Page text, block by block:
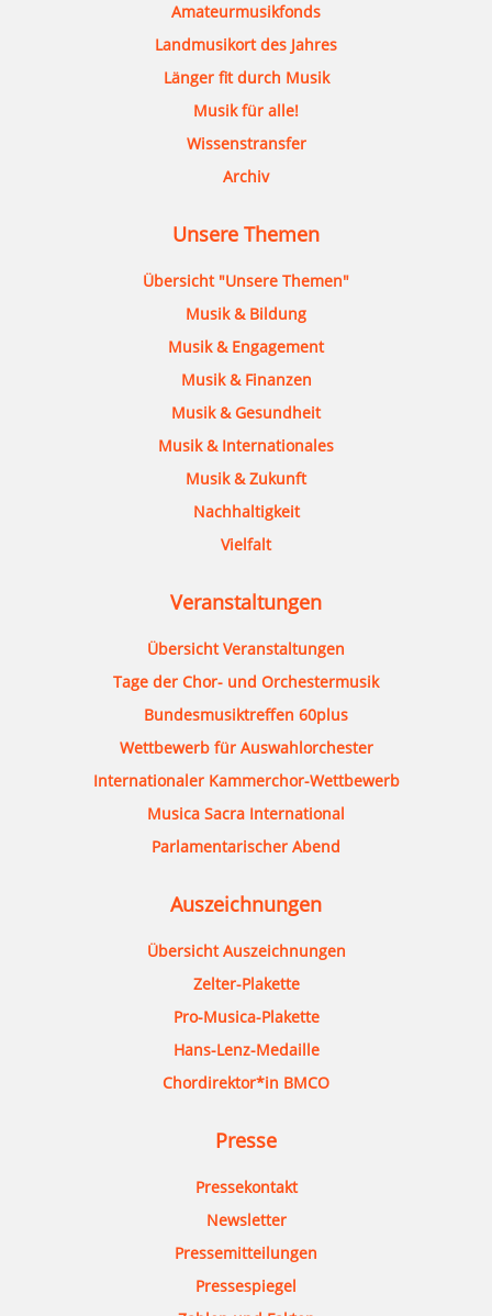
Amateurmusikfonds
Landmusikort des Jahres
Länger fit durch Musik
Musik für alle!
Wissenstransfer
Archiv
Unsere Themen
Übersicht "Unsere Themen"
Musik & Bildung
Musik & Engagement
Musik & Finanzen
Musik & Gesundheit
Musik & Internationales
Musik & Zukunft
Nachhaltigkeit
Vielfalt
Veranstaltungen
Übersicht Veranstaltungen
Tage der Chor- und Orchestermusik
Bundesmusiktreffen 60plus
Wettbewerb für Auswahlorchester
Internationaler Kammerchor-Wettbewerb
Musica Sacra International
Parlamentarischer Abend
Auszeichnungen
Übersicht Auszeichnungen
Zelter-Plakette
Pro-Musica-Plakette
Hans-Lenz-Medaille
Chordirektor*in BMCO
Presse
Pressekontakt
Newsletter
Pressemitteilungen
Pressespiegel